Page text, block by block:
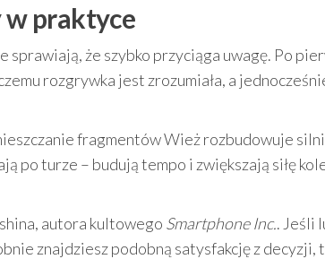
w praktyce
sprawiają, że szybko przyciąga uwagę. Po
rozgrywka jest zrozumiała, a
fragmentów Wież rozbudowuje
po turze – budują tempo i zwiększają siłę
autora kultowego Smartphone Inc.. Jeśli
znajdziesz podobną satysfakcję z decyzji,